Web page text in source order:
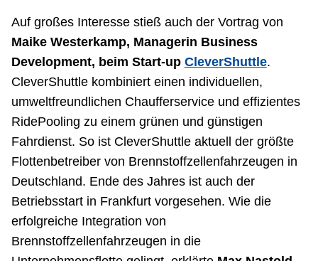
Auf großes Interesse stieß auch der Vortrag von
Maike Westerkamp, Managerin Business
Development, beim Start-up CleverShuttle.
CleverShuttle kombiniert einen individuellen,
umweltfreundlichen Chaufferservice und effizientes
RidePooling zu einem grünen und günstigen
Fahrdienst. So ist CleverShuttle aktuell der größte
Flottenbetreiber von Brennstoffzellenfahrzeugen in
Deutschland. Ende des Jahres ist auch der
Betriebsstart in Frankfurt vorgesehen. Wie die
erfolgreiche Integration von
Brennstoffzellenfahrzeugen in die